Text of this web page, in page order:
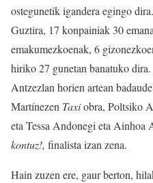
ostegunetik igandera egingo dira.
Guztira, 17 konpainiak 30
emakumezkoenak, 6
hiriko 27 gunetan banatuko dira.
Antzezlan horien artean
Martínezen Taxiobra, Poltsiko
eta Tessa Andonegi eta Ainhoa
kontuz!, finalista izan zena.
Hain zuzen ere, gaur berton,